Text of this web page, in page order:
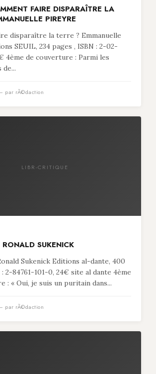
FAIRE DISPARAÎTRE LA
PIREYRE
disparaître la terre ? Emmanuelle
SEUIL, 234 pages , ISBN : 2-02-
4ème de couverture : Parmi les
par rÃ©daction
LIBR-CRITIQUE
SUKENICK
Sukenick Editions al-dante, 400
: 2-84761-101-0, 24€ site al dante 4ème
: « Oui, je suis un puritain dans...
par rÃ©daction